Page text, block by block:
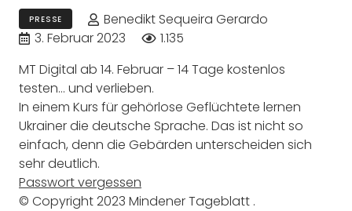
PRESSE
Benedikt Sequeira Gerardo
3. Februar 2023
1.135
MT Digital ab 14. Februar – 14 Tage kostenlos
testen… und verlieben.
In einem Kurs für gehörlose Geflüchtete lernen
Ukrainer die deutsche Sprache. Das ist nicht so
einfach, denn die Gebärden unterscheiden sich
sehr deutlich.
Passwort vergessen
© Copyright 2023 Mindener Tageblatt .